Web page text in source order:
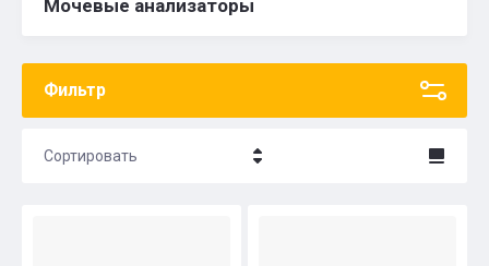
Мочевые анализаторы
Фильтр
Сортировать